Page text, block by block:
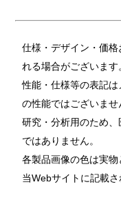
仕様・デザイン・価
れる場合がございます
性能・仕様等の表記
の性能ではございませ
研究・分析用のため
ではありません。
各製品画像の色は実物
当Webサイトに記載